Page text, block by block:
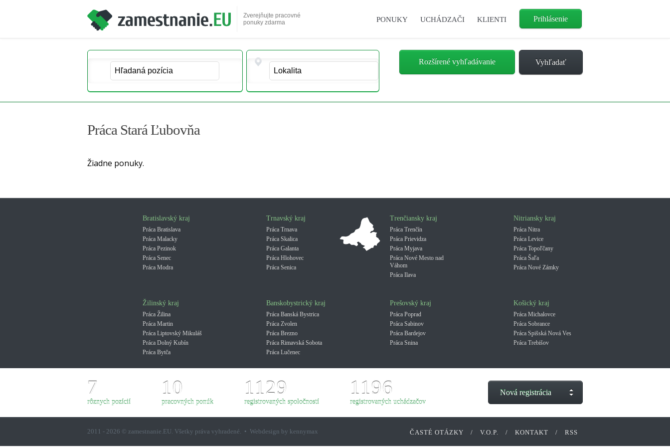
Zverejňujte pracovné
ponuky zdarma
Prihlásenie
PONUKY UCHÁDZAČI KLIENTI
Rozšírené vyhľadávanie
Práca Stará Ľubovňa
Žiadne ponuky.
Bratislavský kraj
Práca Bratislava
Práca Malacky
Práca Pezinok
Práca Senec
Práca Modra
Trnavský kraj
Práca Trnava
Práca Skalica
Práca Galanta
Práca Hlohovec
Práca Senica
Trenčiansky kraj
Práca Trenčín
Práca Prievidza
Práca Myjava
Práca Nové Mesto nad
Váhom
Práca Ilava
Nitriansky kraj
Práca Nitra
Práca Levice
Práca Topoľčany
Práca Šaľa
Práca Nové Zámky
Žilinský kraj
Práca Žilina
Práca Martin
Práca Liptovský Mikuláš
Práca Dolný Kubín
Práca Bytča
Banskobystrický kraj
Práca Banská Bystrica
Práca Zvolen
Práca Brezno
Práca Rimavská Sobota
Práca Lučenec
Prešovský kraj
Práca Poprad
Práca Sabinov
Práca Bardejov
Práca Snina
Košický kraj
Práca Michalovce
Práca Sobrance
Práca Spišská Nová Ves
Práca Trebišov
7
rôznych pozícií
10
pracovných ponúk
1129
registrovaných spoločností
1196
registrovaných uchádzačov
Nová registrácia
2011 - 2026 © zamestnanie.EU. Všetky práva vyhradené. • Webdesign by kennymax ČASTÉ OTÁZKY / V.O.P. / KONTAKT / RSS